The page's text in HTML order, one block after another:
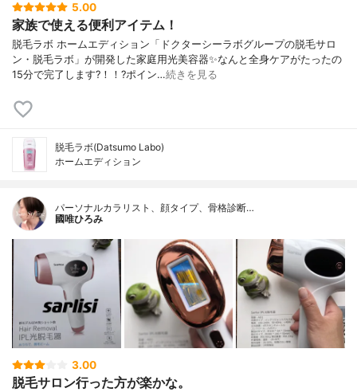
5.00
家族で使える便利アイテム！
脱毛ラボ ホームエディション「ドクターシーラボグループの脱毛サロ
ン・脱毛ラボ」が開発した家庭用光美容器✨なんと全身ケアがたったの
15分で完了します?！！?ポイン…続きを見る
脱毛ラボ(Datsumo Labo)
ホームエディション
パーソナルカラリスト、顔タイプ、骨格診断…
國唯ひろみ
3.00
脱毛サロン行った方が楽かな。